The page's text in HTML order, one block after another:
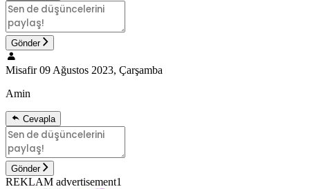
Gönder
Misafir 09 Ağustos 2023, Çarşamba
Amin
Cevapla
Gönder
REKLAM advertisement1